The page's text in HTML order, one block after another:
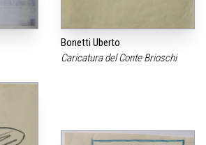
Bonetti Uberto
Caricatura del Conte Brioschi